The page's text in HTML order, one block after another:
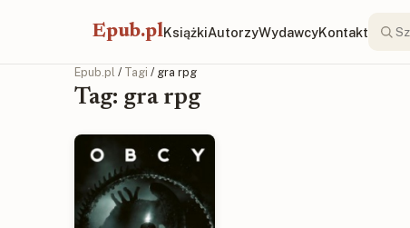
Epub.plKsiążkiAutorzyWydawcyKontakt
Epub.pl / Tagi / gra rpg
Tag: gra rpg